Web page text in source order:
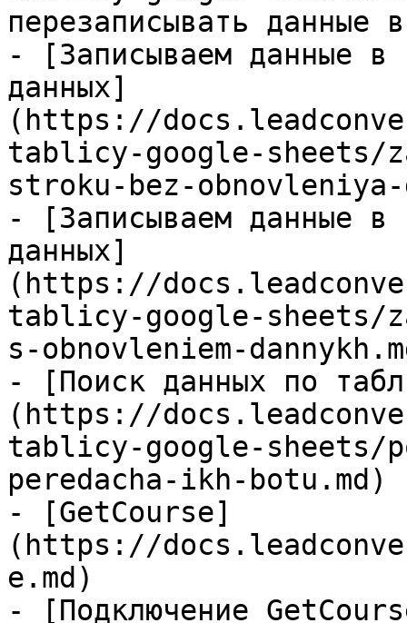
перезаписывать данные
- [Записываем данные в
данных]
(https://
tablicy-google-sheets/
stroku-bez-obnovleniya-
- [Записываем данные в
данных]
(https://
tablicy-google-sheets/
s-obnovleniem-
- [Поиск данных по
(https://
tablicy-google-sheets/
peredacha-ikh-botu.md)
- [GetCourse]
(https://
e.md)
- [Подключение